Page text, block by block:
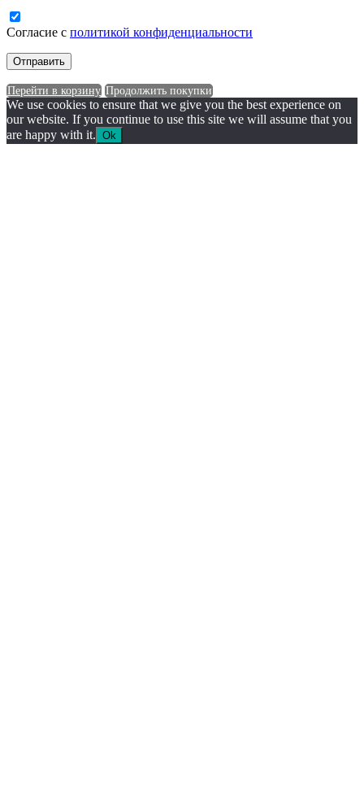
Согласие с политикой конфиденциальности
Перейти в корзину Продолжить покупки
We use cookies to ensure that we give you the best experience on
our website. If you continue to use this site we will assume that you
are happy with it. Ok